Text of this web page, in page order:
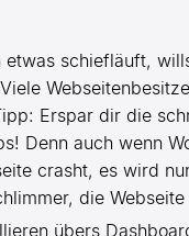
etwas schiefläuft,
Erspar dir die
Denn auch wenn
crasht, es wird
die